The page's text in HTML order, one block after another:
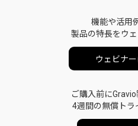
機能や活用
製品の特長をウ
ウェビナ
ご購入前にGravio
4週間の無償トラ